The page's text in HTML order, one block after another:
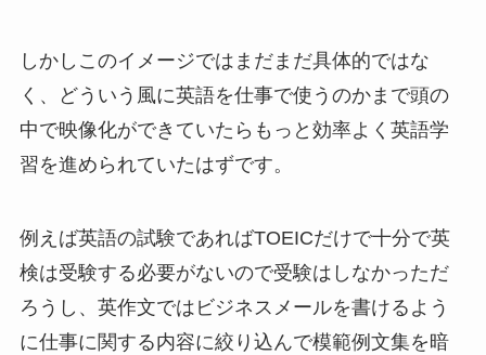
しかしこのイメージではまだまだ具体的ではな
く、どういう風に英語を仕事で使うのかまで頭の
中で映像化ができていたらもっと効率よく英語学
習を進められていたはずです。
例えば英語の試験であればTOEICだけで十分で英
検は受験する必要がないので受験はしなかっただ
ろうし、英作文ではビジネスメールを書けるよう
に仕事に関する内容に絞り込んで模範例文集を暗